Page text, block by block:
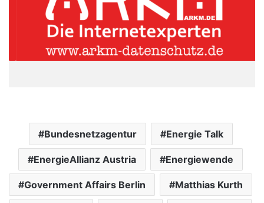
Bundesnetzagentur Energie Talk
EnergieAllianz Austria Energiewende
Government Affairs Berlin Matthias Kurth